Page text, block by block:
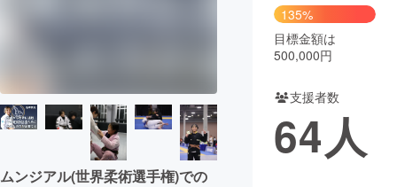
CAMPFIRE Creation
コミュニティ
ムンジアル(世界柔術選手権)での
135%
目標金額は
500,000円
支援者数
64人